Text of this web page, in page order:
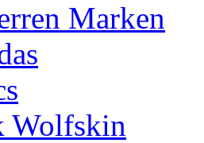
Marken
Wolfskin